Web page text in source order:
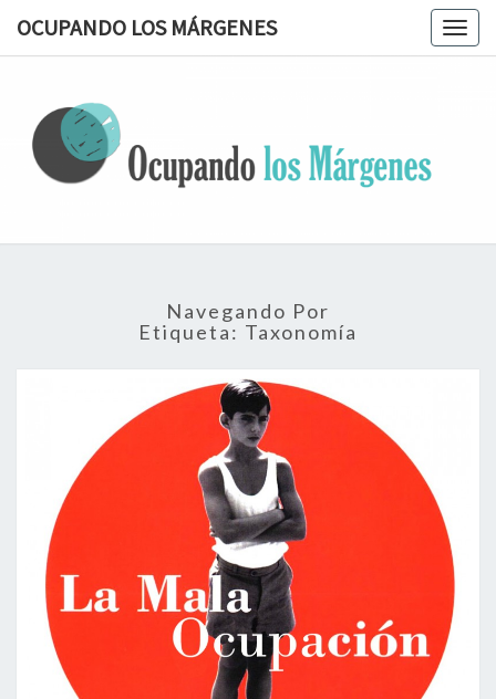
OCUPANDO LOS MÁRGENES
Terapia
Ocupacional
Navegando Por
Etiqueta: Taxonomía